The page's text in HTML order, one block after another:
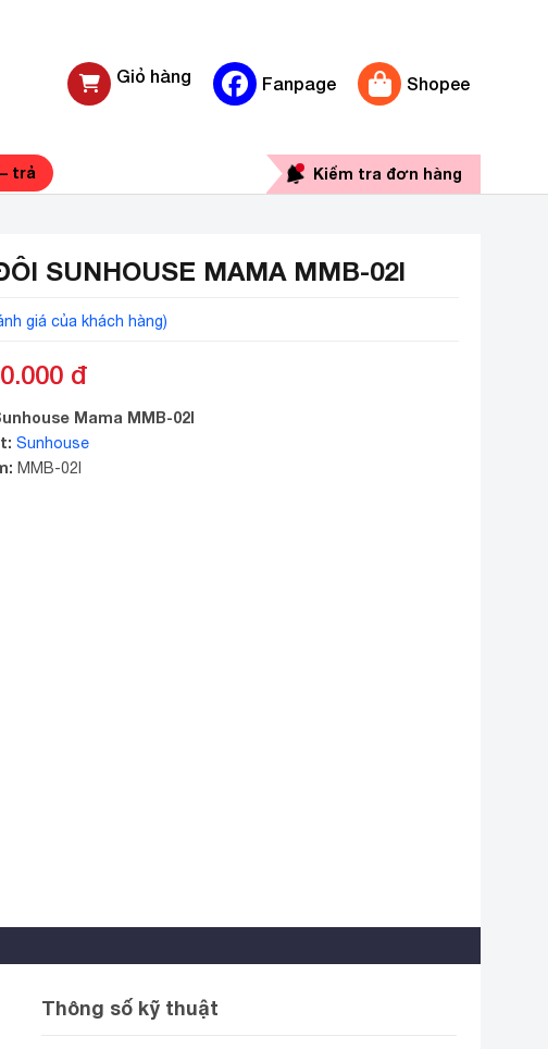
Giỏ hàng Fanpage Shopee
trả Kiểm tra đơn hàng
SUNHOUSE MAMA MMB-02I
giá của khách hàng)
đ
Mama MMB-02I
Sunhouse
MMB-02I
Thông số kỹ thuật